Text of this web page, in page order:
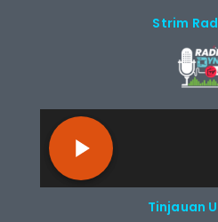
Strim
Tinjauan